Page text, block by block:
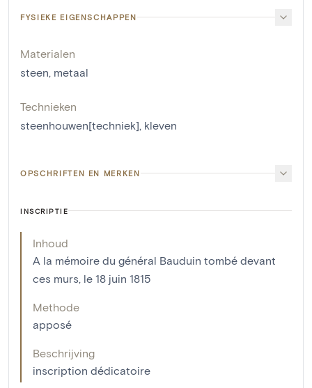
FYSIEKE EIGENSCHAPPEN
Materialen
steen metaal
Technieken
steenhouwen[techniek] kleven
OPSCHRIFTEN EN MERKEN
INSCRIPTIE
Inhoud
A la mémoire du général Bauduin tombé devant
ces murs, le 18 juin 1815
Methode
apposé
Beschrijving
inscription dédicatoire